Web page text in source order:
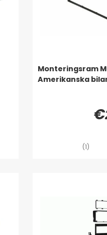
Monteringsram
Amerikanska
(1)